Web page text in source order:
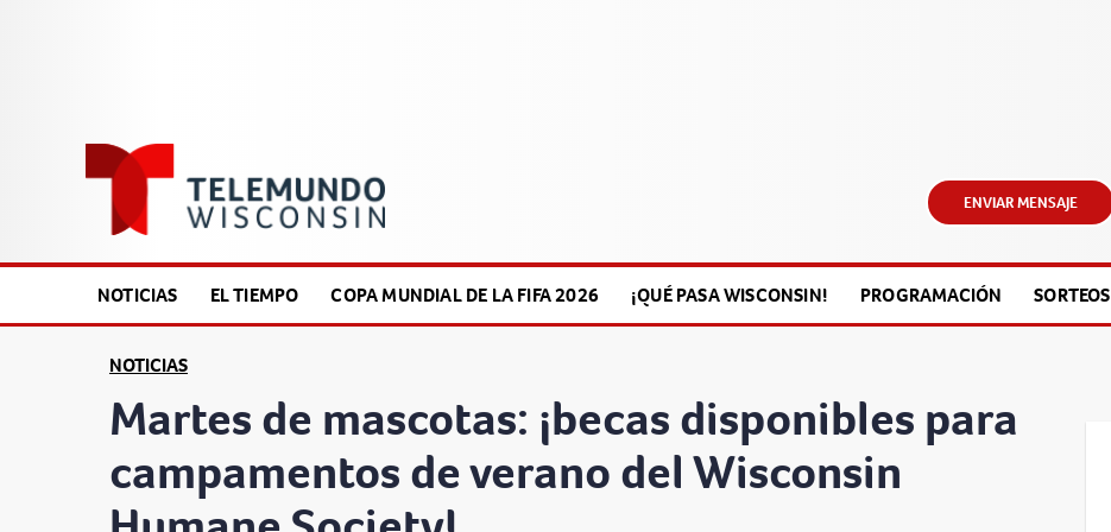
ENVIAR MENSAJE
NOTICIAS EL TIEMPO COPA MUNDIAL DE LA FIFA 2026 ¡QUÉ PASA WISCONSIN! PROGRAMACIÓN SORTEOS
NOTICIAS
Martes de mascotas: ¡becas disponibles para
campamentos de verano del Wisconsin